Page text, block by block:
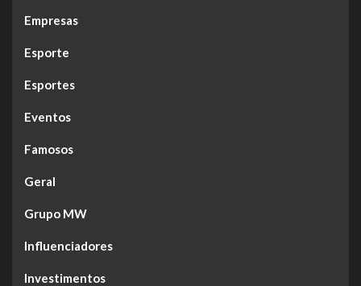
Empresas
Esporte
Esportes
Eventos
Famosos
Geral
Grupo MW
Influenciadores
Investimentos